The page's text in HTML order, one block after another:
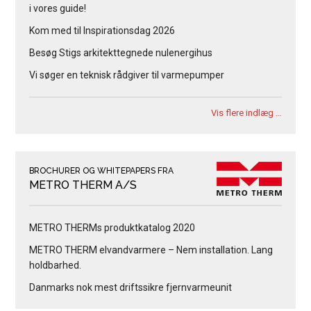
i vores guide!
Kom med til Inspirationsdag 2026
Besøg Stigs arkitekttegnede nulenergihus
Vi søger en teknisk rådgiver til varmepumper
Vis flere indlæg …
BROCHURER OG WHITEPAPERS FRA
METRO THERM A/S
METRO THERMs produktkatalog 2020
METRO THERM elvandvarmere – Nem installation. Lang
holdbarhed.
Danmarks nok mest driftssikre fjernvarmeunit